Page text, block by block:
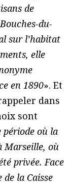
de
du-
sur l’habitat
elle
en 1890». Et
dans
sont
période où la
Marseille, où
privée. Face
la Caisse